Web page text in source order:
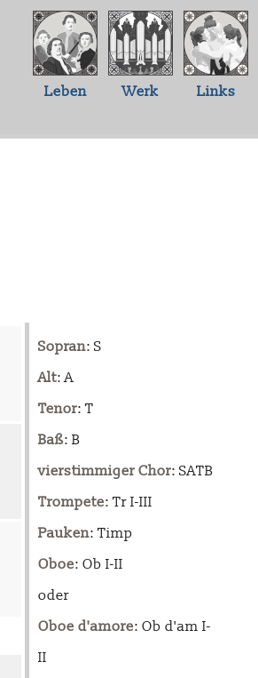
Leben Werk Links
Sopran: S
Alt: A
Tenor: T
Baß: B
vierstimmiger Chor: SATB
Trompete: Tr I-III
Pauken: Timp
Oboe: Ob I-II
oder
Oboe d'amore: Ob d'am I-
II